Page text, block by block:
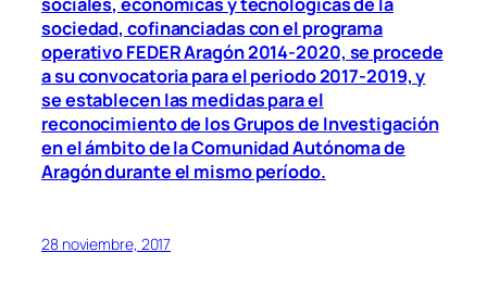
sociedad, cofinanciadas con el programa
operativo FEDER Aragón 2014-2020, se procede
a su convocatoria para el periodo 2017-2019, y
se establecen las medidas para el
reconocimiento de los Grupos de Investigación
en el ámbito de la Comunidad Autónoma de
Aragón durante el mismo período.
28 noviembre, 2017